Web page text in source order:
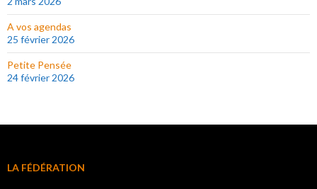
A vos agendas
25 février 2026
Petite Pensée
24 février 2026
LA FÉDÉRATION